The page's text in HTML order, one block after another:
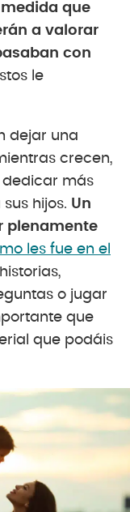
que
a valorar
con
le
dejar una
crecen,
más
hijos. Un
plenamente
les fue en el
o jugar
que
que podáis